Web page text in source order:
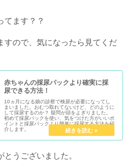
てます？？
すので、気になったら見てくだ
赤ちゃんの採尿パックより確実に採
尿できる方法！
10ヵ月になる娘の診察で検尿が必要になってし
まいました。おむつ取れてないけど、どのように
して採尿するのか？ 疑問が頭をよぎりました。
初めて採尿パックを使い、気をつけた方がいいポ
イントと採尿パックより簡単に採尿する方法を紹
介します。
うございました。